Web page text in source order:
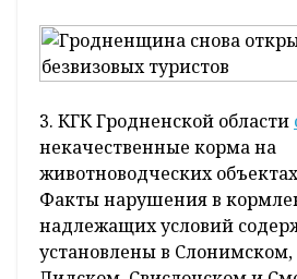
3. КГК Гродненской области
некачественные корма на
животноводческих
Факты нарушения в
надлежащих условий
установлены в